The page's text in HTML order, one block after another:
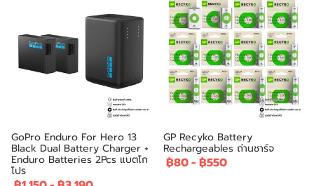
GoPro Enduro For Hero 13
Black Dual Battery Charger +
Enduro Batteries 2Pcs แบตโก
โปร
GP Recyko Battery
Rechargeables ถ่านชาร์จ
฿80- ฿550